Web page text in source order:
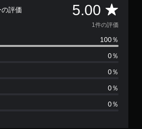
評価 5.00 評
価
数
は
、
1件の評価
100％
0％
0％
0％
0％